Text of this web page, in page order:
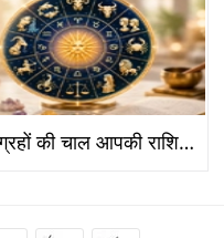
मासिक राशिफल अगस्त 2026 में ग्रहों की चाल आपकी राशि पर क्या असर डालेगी?